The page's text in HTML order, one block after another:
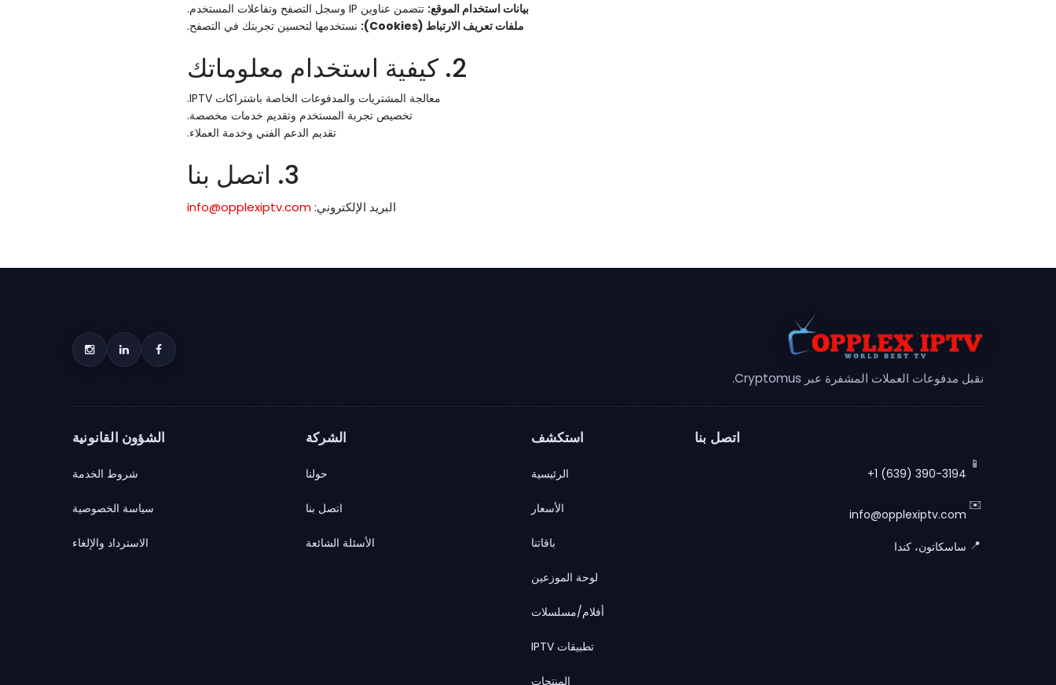
بيانات استخدام الموقع: تتضمن عناوين IP وسجل التصفح وتفاعلات المستخدم.
ملفات تعريف الارتباط (Cookies):
نستخدمها لتحسين تجربتك في التصفح.
2. كيفية استخدام معلوماتك
معالجة المشتريات والمدفوعات الخاصة باشتراكات IPTV.
تخصيص تجربة المستخدم وتقديم خدمات مخصصة.
تقديم الدعم الفني وخدمة العملاء.
3. اتصل بنا
البريد الإلكتروني:info@opplexiptv.com
نقبل مدفوعات العملات المشفرة عبر Cryptomus.
اتصل بنا
📱
+1 (639) 390-3194
✉️
info@opplexiptv.com
📍 ساسكاتون، كندا
استكشف
الرئيسية
الأسعار
باقاتنا
لوحة الموزعين
أفلام/مسلسلات
تطبيقات IPTV
المنتجات
الشركة
حولنا
اتصل بنا
الأسئلة الشائعة
الشؤون القانونية
شروط الخدمة
سياسة الخصوصية
الاسترداد والإلغاء